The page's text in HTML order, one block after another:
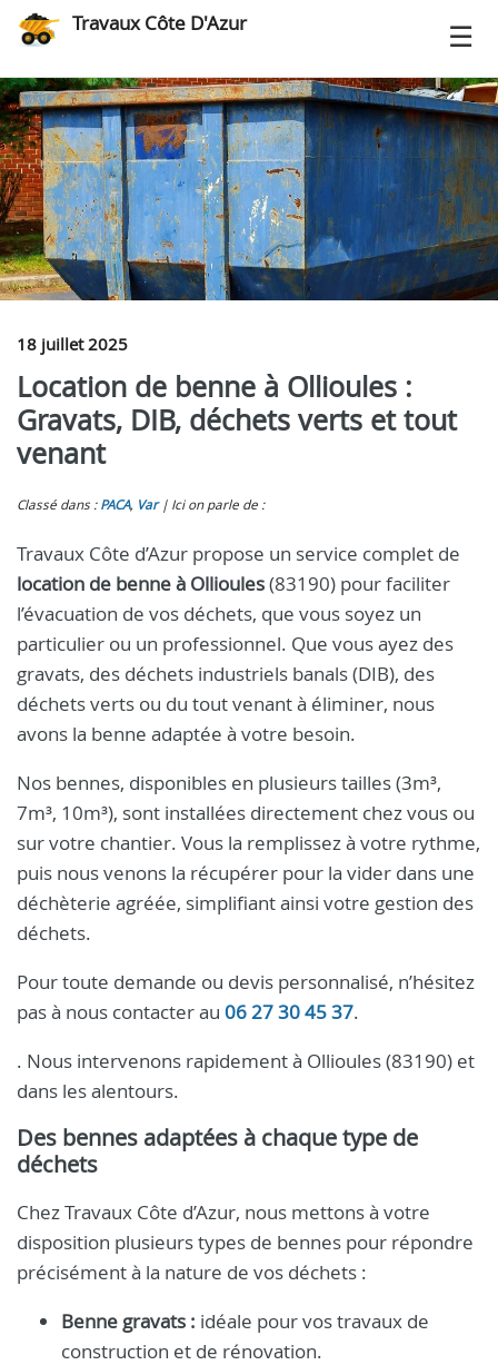
Travaux Côte D'Azur
18 juillet 2025
Location de benne à Ollioules :
Gravats, DIB, déchets verts et tout
venant
Classé dans : PACA, Var Ici on parle de :
Travaux Côte d’Azur propose un service complet de
location de benne à Ollioules(83190) pour faciliter
l’évacuation de vos déchets, que vous soyez un
particulier ou un professionnel. Que vous ayez des
gravats, des déchets industriels banals (DIB), des
déchets verts ou du tout venant à éliminer, nous
avons la benne adaptée à votre besoin.
Nos bennes, disponibles en plusieurs tailles (3m³,
7m³, 10m³), sont installées directement chez vous ou
sur votre chantier. Vous la remplissez à votre rythme,
puis nous venons la récupérer pour la vider dans une
déchèterie agréée, simplifiant ainsi votre gestion des
déchets.
Pour toute demande ou devis personnalisé, n’hésitez
pas à nous contacter au 06 27 30 45 37.
. Nous intervenons rapidement à Ollioules (83190) et
dans les alentours.
Des bennes adaptées à chaque type de
déchets
Chez Travaux Côte d’Azur, nous mettons à votre
disposition plusieurs types de bennes pour répondre
précisément à la nature de vos déchets :
Benne gravats : idéale pour vos travaux de
construction et de rénovation.